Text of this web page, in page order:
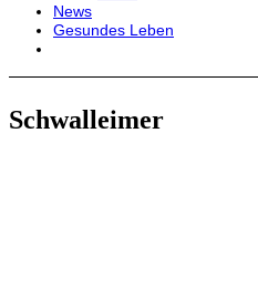
News
Gesundes Leben
Schwalleimer